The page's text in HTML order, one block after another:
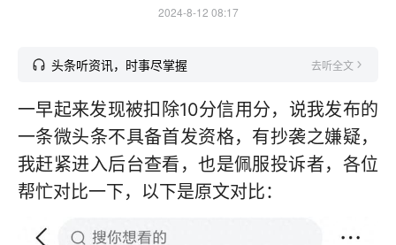
2024-8-12 08:17
头条听资讯，时事尽掌握 去听全文
一早起来发现被扣除10分信用分，说我发布的
一条微头条不具备首发资格，有抄袭之嫌疑，
我赶紧进入后台查看，也是佩服投诉者，各位
帮忙对比一下，以下是原文对比：